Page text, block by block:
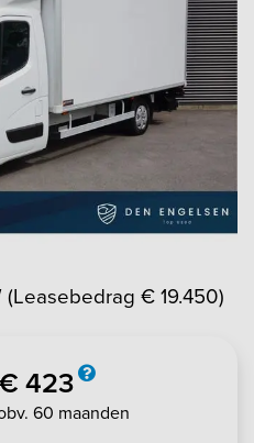
(Leasebedrag € 19.450)
423
60 maanden